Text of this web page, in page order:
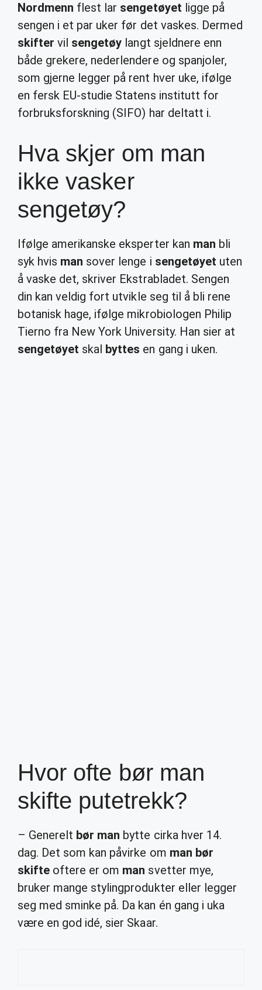
Nordmenn flest lar sengetøyet ligge på
sengen i et par uker før det vaskes. Dermed
skifter vil sengetøy langt sjeldnere enn
både grekere, nederlendere og spanjoler,
som gjerne legger på rent hver uke, ifølge
en fersk EU-studie Statens institutt for
forbruksforskning (SIFO) har deltatt i.
Hva skjer om man
ikke vasker
sengetøy?
Ifølge amerikanske eksperter kan man bli
syk hvis man sover lenge i sengetøyet uten
å vaske det, skriver Ekstrabladet. Sengen
din kan veldig fort utvikle seg til å bli rene
botanisk hage, ifølge mikrobiologen Philip
Tierno fra New York University. Han sier at
sengetøyet skal byttes en gang i uken.
Hvor ofte bør man
skifte putetrekk?
– Generelt bør man bytte cirka hver 14.
dag. Det som kan påvirke om man bør
skifte oftere er om man svetter mye,
bruker mange stylingprodukter eller legger
seg med sminke på. Da kan én gang i uka
være en god idé, sier Skaar.